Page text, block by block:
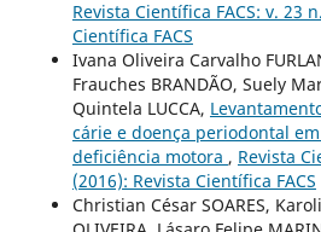
Revista Científica FACS: v. 23
Científica FACS
Ivana Oliveira Carvalho
Frauches BRANDÃO, Suely
Quintela LUCCA,
cárie e doença periodontal
deficiência motora , Revista
(2016): Revista Científica FACS
Christian César SOARES,